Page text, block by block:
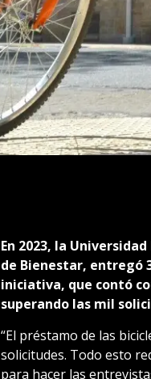
En 2023, la
de Bienestar, entregó
iniciativa, que contó
superando las mil
“El préstamo de las
solicitudes. Todo esto
para hacer las